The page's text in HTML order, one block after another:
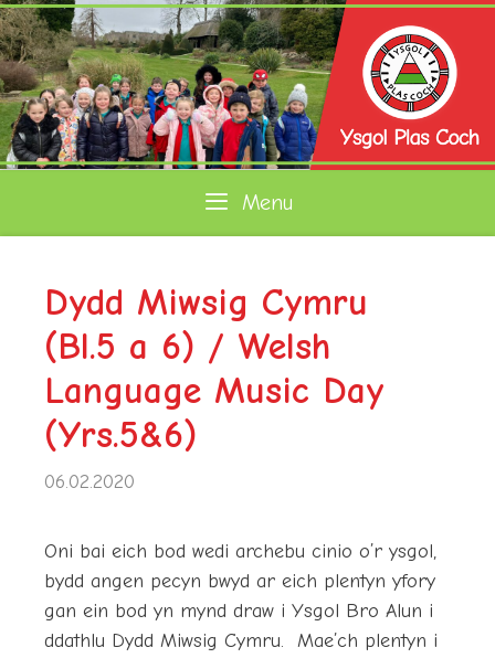
Skip
to
content
Menu
Dydd Miwsig Cymru
(Bl.5 a 6) / Welsh
Language Music Day
(Yrs.5&6)
06.02.2020
Oni bai eich bod wedi archebu cinio o’r ysgol,
bydd angen pecyn bwyd ar eich plentyn yfory
gan ein bod yn mynd draw i Ysgol Bro Alun i
ddathlu Dydd Miwsig Cymru. Mae’ch plentyn i